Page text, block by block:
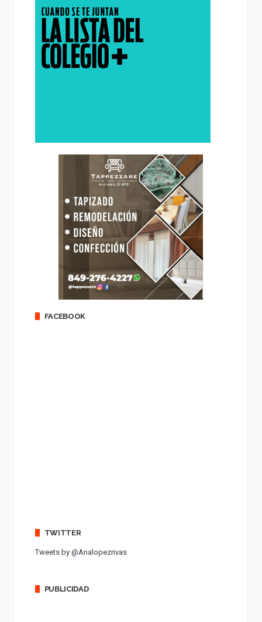
FACEBOOK
TWITTER
Tweets by @Analopezrivas
PUBLICIDAD